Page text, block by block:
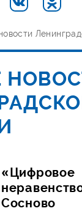
«Цифровое
Сосново